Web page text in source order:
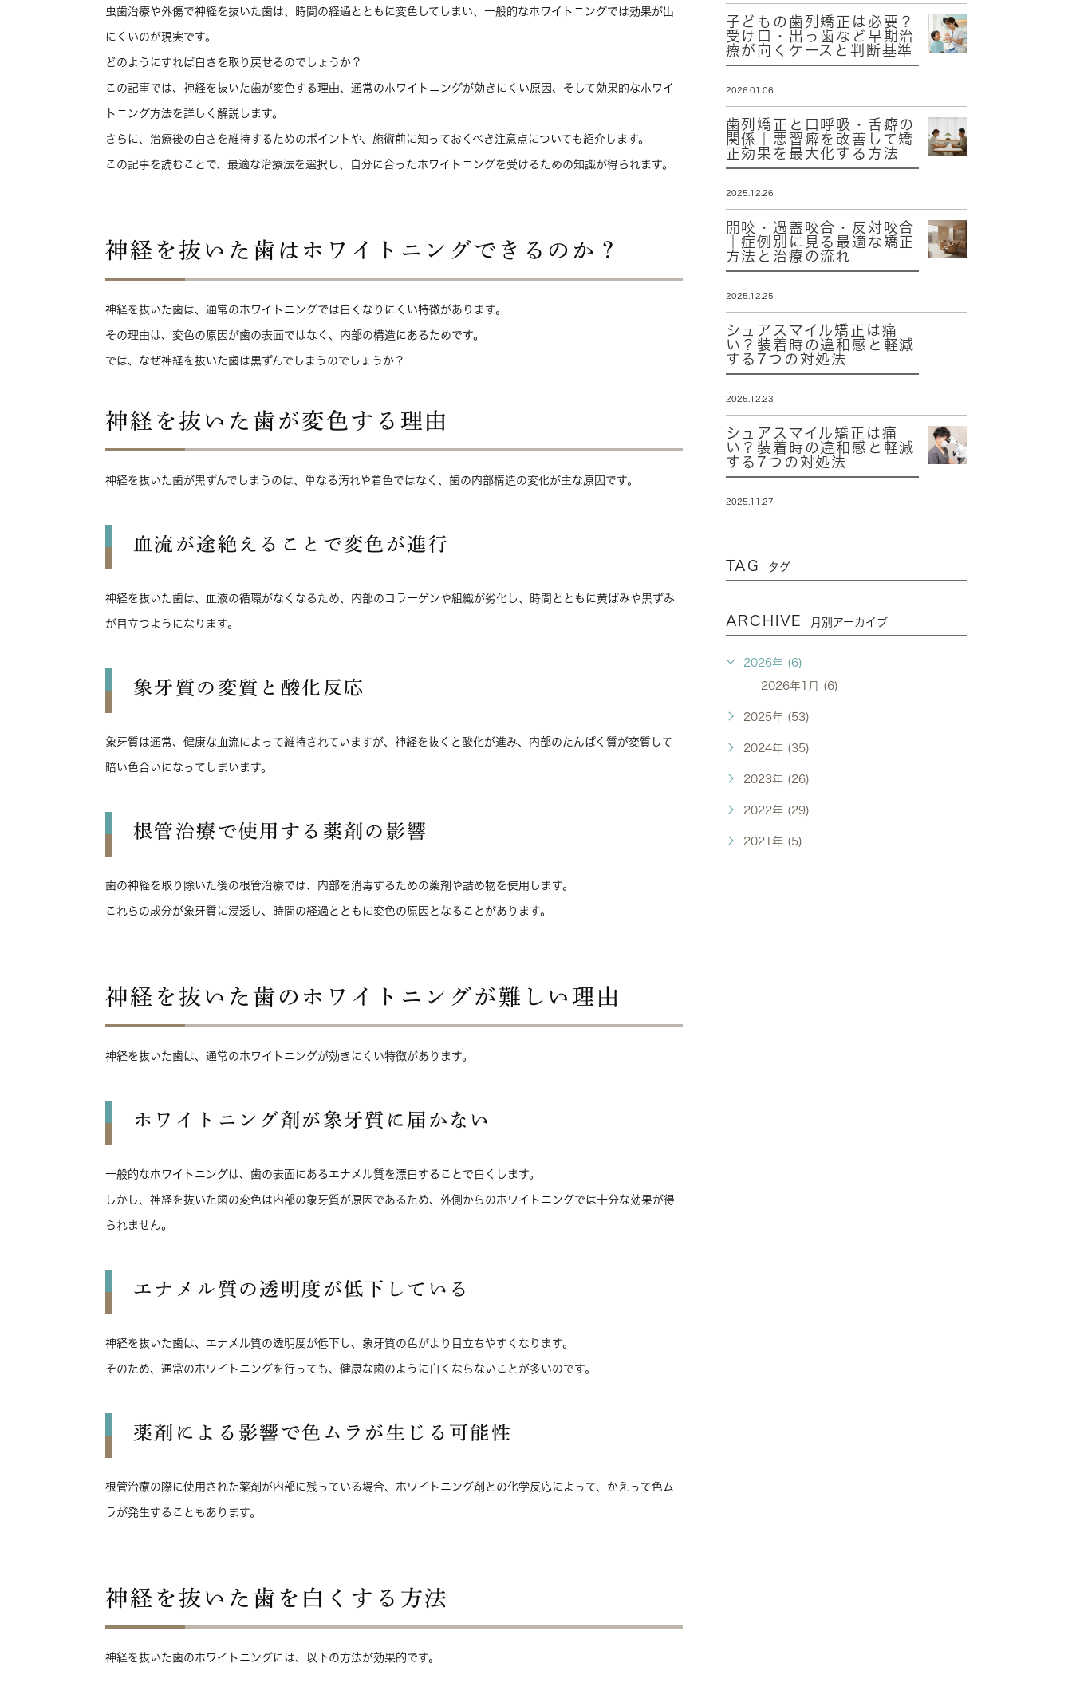
虫歯治療や外傷で神経を抜いた歯は、時間の経過とともに変色してしまい、一般的なホワイトニングでは効果が出
にくいのが現実です。
どのようにすれば白さを取り戻せるのでしょうか？
この記事では、神経を抜いた歯が変色する理由、通常のホワイトニングが効きにくい原因、そして効果的なホワイ
トニング方法を詳しく解説します。
さらに、治療後の白さを維持するためのポイントや、施術前に知っておくべき注意点についても紹介します。
この記事を読むことで、最適な治療法を選択し、自分に合ったホワイトニングを受けるための知識が得られます。
神経を抜いた歯はホワイトニングできるのか？
神経を抜いた歯は、通常のホワイトニングでは白くなりにくい特徴があります。
その理由は、変色の原因が歯の表面ではなく、内部の構造にあるためです。
では、なぜ神経を抜いた歯は黒ずんでしまうのでしょうか？
神経を抜いた歯が変色する理由
神経を抜いた歯が黒ずんでしまうのは、単なる汚れや着色ではなく、歯の内部構造の変化が主な原因です。
血流が途絶えることで変色が進行
神経を抜いた歯は、血液の循環がなくなるため、内部のコラーゲンや組織が劣化し、時間とともに黄ばみや黒ずみ
が目立つようになります。
象牙質の変質と酸化反応
象牙質は通常、健康な血流によって維持されていますが、神経を抜くと酸化が進み、内部のたんぱく質が変質して
暗い色合いになってしまいます。
根管治療で使用する薬剤の影響
歯の神経を取り除いた後の根管治療では、内部を消毒するための薬剤や詰め物を使用します。
これらの成分が象牙質に浸透し、時間の経過とともに変色の原因となることがあります。
神経を抜いた歯のホワイトニングが難しい理由
神経を抜いた歯は、通常のホワイトニングが効きにくい特徴があります。
ホワイトニング剤が象牙質に届かない
一般的なホワイトニングは、歯の表面にあるエナメル質を漂白することで白くします。
しかし、神経を抜いた歯の変色は内部の象牙質が原因であるため、外側からのホワイトニングでは十分な効果が得
られません。
エナメル質の透明度が低下している
神経を抜いた歯は、エナメル質の透明度が低下し、象牙質の色がより目立ちやすくなります。
そのため、通常のホワイトニングを行っても、健康な歯のように白くならないことが多いのです。
薬剤による影響で色ムラが生じる可能性
根管治療の際に使用された薬剤が内部に残っている場合、ホワイトニング剤との化学反応によって、かえって色ム
ラが発生することもあります。
神経を抜いた歯を白くする方法
神経を抜いた歯のホワイトニングには、以下の方法が効果的です。
子どもの歯列矯正は必要？
受け口・出っ歯など早期治
療が向くケースと判断基準
2026.01.06
歯列矯正と口呼吸・舌癖の
関係｜悪習癖を改善して矯
正効果を最大化する方法
2025.12.26
開咬・過蓋咬合・反対咬合
｜症例別に見る最適な矯正
方法と治療の流れ
2025.12.25
シュアスマイル矯正は痛
い？装着時の違和感と軽減
する7つの対処法
2025.12.23
シュアスマイル矯正は痛
い？装着時の違和感と軽減
する7つの対処法
2025.11.27
TAG タグ
ARCHIVE 月別アーカイブ
2026年 (6)
2026年1月 (6)
2025年 (53)
2024年 (35)
2023年 (26)
2022年 (29)
2021年 (5)